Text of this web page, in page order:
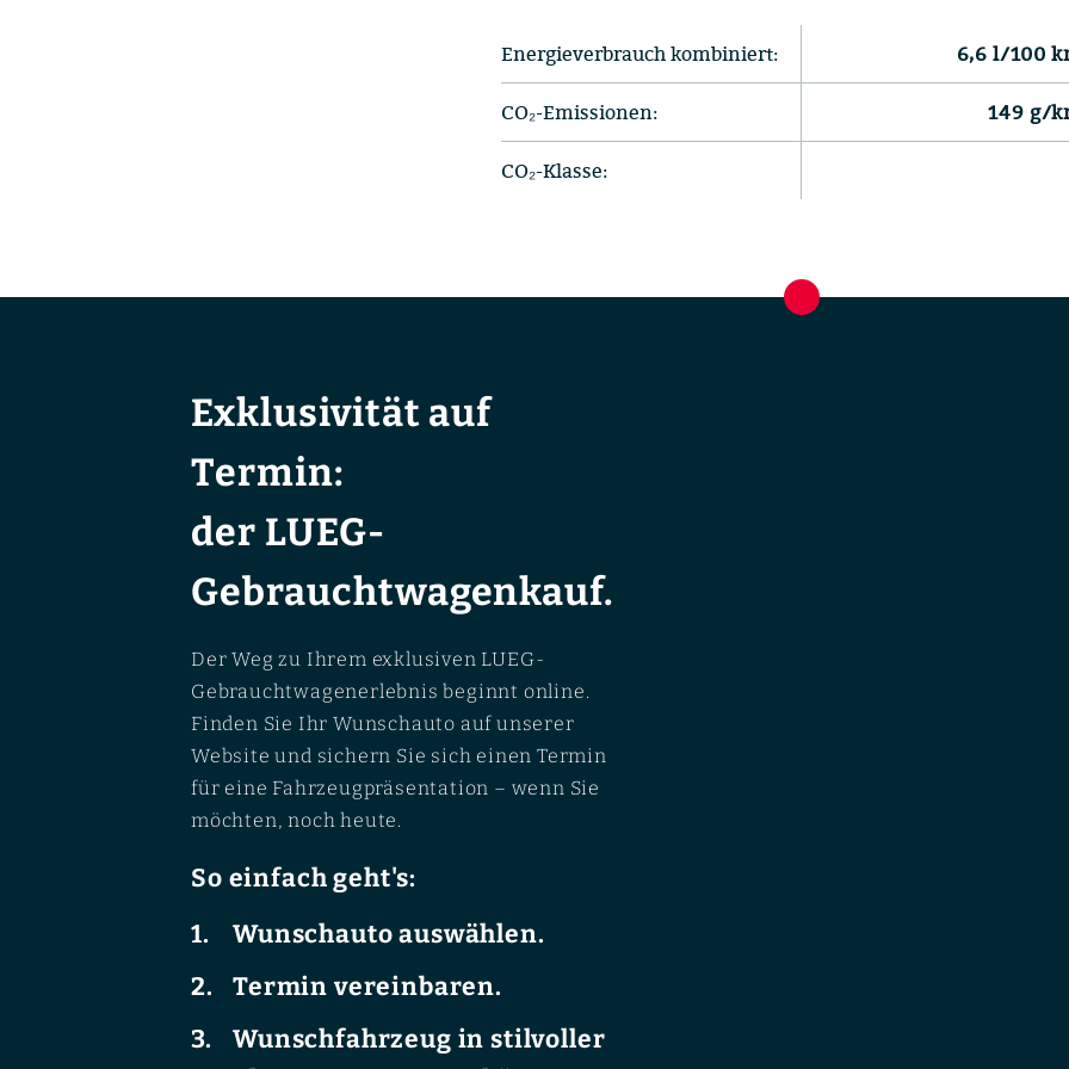
Energieverbrauch kombiniert: 6,6 l/100
CO₂-Emissionen: 149 g/
CO₂-Klasse:
Exklusivität auf
Termin:
der LUEG-
Gebrauchtwagenkauf.
Der Weg zu Ihrem exklusiven LUEG-
Gebrauchtwagenerlebnis beginnt online.
Finden Sie Ihr Wunschauto auf unserer
Website und sichern Sie sich einen Termin
für eine Fahrzeugpräsentation – wenn Sie
möchten, noch heute.
So einfach geht's:
Wunschauto auswählen.
Termin vereinbaren.
Wunschfahrzeug in stilvoller